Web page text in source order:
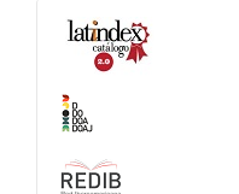
Indexaciones